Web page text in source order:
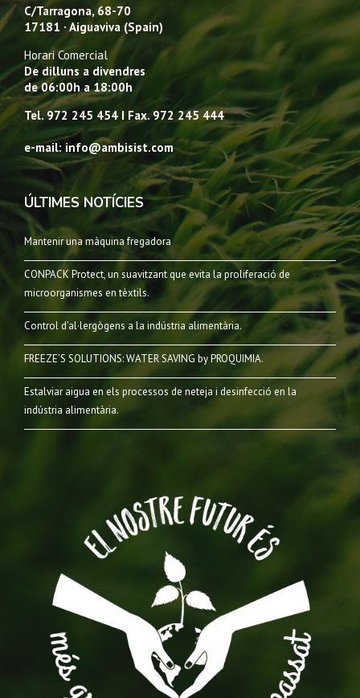
C/Tarragona, 68-70
17181 · Aiguaviva (Spain)
Horari Comercial
De dilluns a divendres
de 06:00h a 18:00h
Tel. 972 245 454 I Fax. 972 245 444
e-mail: info@ambisist.com
ÚLTIMES NOTÍCIES
Mantenir una màquina fregadora
CONPACK Protect, un suavitzant que evita la proliferació de
microorganismes en tèxtils.
Control d’al·lergògens a la indústria alimentària.
FREEZE’S SOLUTIONS: WATER SAVING by PROQUIMIA.
Estalviar aigua en els processos de neteja i desinfecció en la
indústria alimentària.